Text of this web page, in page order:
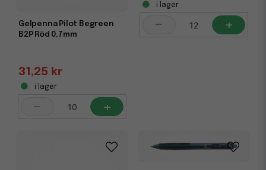
Gelpenna Pilot Begreen
B2P Röd 0,7mm
31,25 kr
i lager
- +
i lager
- +